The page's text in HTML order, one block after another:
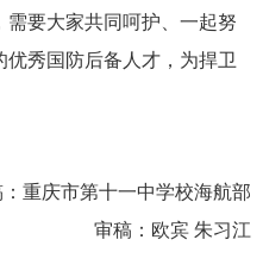
要大家共同呵护、一起努
秀国防后备人才，为捍卫
重庆市第十一中学校海航部
审稿：欧宾 朱习江